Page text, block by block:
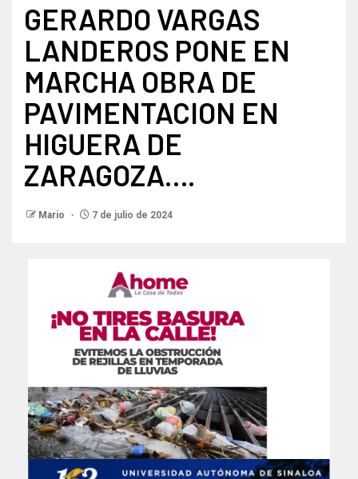
GERARDO VARGAS
LANDEROS PONE EN
MARCHA OBRA DE
PAVIMENTACION EN
HIGUERA DE
ZARAGOZA….
Mario 7 de julio de 2024